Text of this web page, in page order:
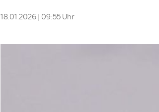
18.01.2026 | 09:55 Uhr